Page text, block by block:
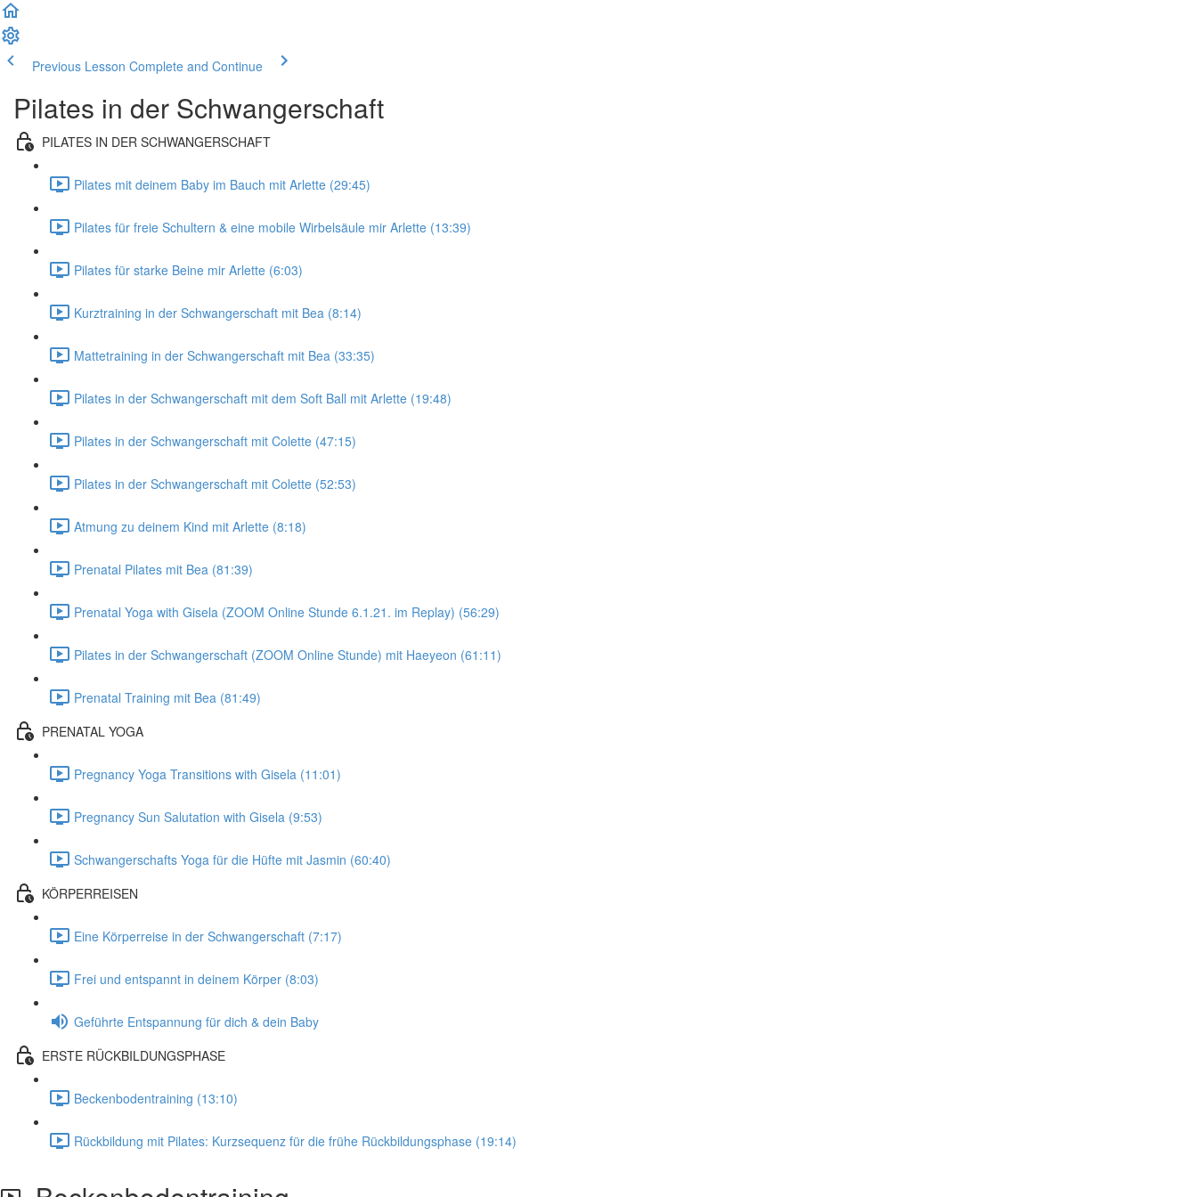
Previous Lesson Complete and Continue
Pilates in der Schwangerschaft
PILATES IN DER SCHWANGERSCHAFT
Pilates mit deinem Baby im Bauch mit Arlette (29:45)
Pilates für freie Schultern & eine mobile Wirbelsäule mir Arlette (13:39)
Pilates für starke Beine mir Arlette (6:03)
Kurztraining in der Schwangerschaft mit Bea (8:14)
Mattetraining in der Schwangerschaft mit Bea (33:35)
Pilates in der Schwangerschaft mit dem Soft Ball mit Arlette (19:48)
Pilates in der Schwangerschaft mit Colette (47:15)
Pilates in der Schwangerschaft mit Colette (52:53)
Atmung zu deinem Kind mit Arlette (8:18)
Prenatal Pilates mit Bea (81:39)
Prenatal Yoga with Gisela (ZOOM Online Stunde 6.1.21. im Replay) (56:29)
Pilates in der Schwangerschaft (ZOOM Online Stunde) mit Haeyeon (61:11)
Prenatal Training mit Bea (81:49)
PRENATAL YOGA
Pregnancy Yoga Transitions with Gisela (11:01)
Pregnancy Sun Salutation with Gisela (9:53)
Schwangerschafts Yoga für die Hüfte mit Jasmin (60:40)
KÖRPERREISEN
Eine Körperreise in der Schwangerschaft (7:17)
Frei und entspannt in deinem Körper (8:03)
Geführte Entspannung für dich & dein Baby
ERSTE RÜCKBILDUNGSPHASE
Beckenbodentraining (13:10)
Rückbildung mit Pilates: Kurzsequenz für die frühe Rückbildungsphase (19:14)